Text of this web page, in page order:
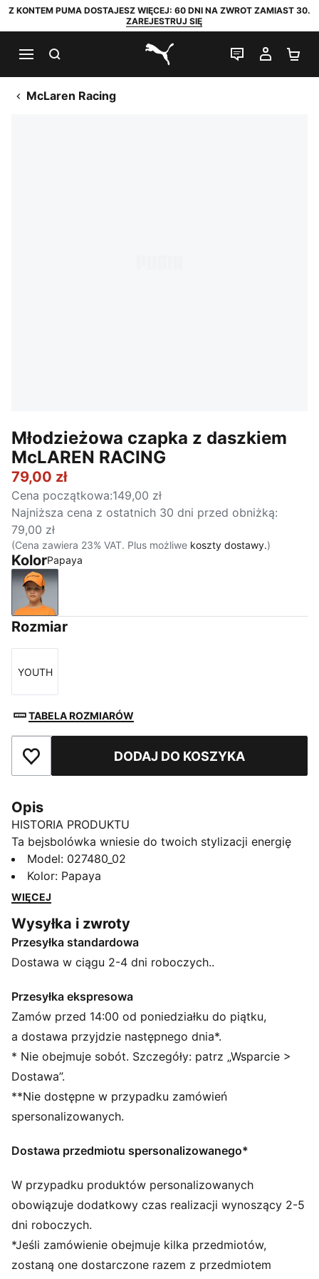
Z KONTEM PUMA DOSTAJESZ WIĘCEJ: 60 DNI NA ZWROT ZAMIAST 30.
ZAREJESTRUJ SIĘ
PUMA.com
CZAT NA
MOJE
McLaren Racing
Młodzieżowa czapka z daszkiem
McLAREN RACING
79,00 zł
Cena początkowa:149,00 zł
Najniższa cena z ostatnich 30 dni przed obniżką:
79,00 zł
(Cena zawiera 23% VAT. Plus możliwe koszty dostawy.)
KolorPapaya
Papaya
Rozmiar
Rozmiar
YOUTH
TABELA ROZMIARÓW
Dodaj do ulubionychDODAJ DO KOSZYKA
Opis
HISTORIA PRODUKTU
Ta bejsbolówka wniesie do twoich stylizacji energię
McLaren Racing. Fabrycznie wygięty daszek i
dwurzędowe zapięcie na zatrzask zapewniają
wygodę. Logo w jakości HD dobitnie pokazuje twoją
jeszcze gdzie indziej? W tej czapce wszędzie
pokażesz swój wyrazisty styl.
CECHY + KORZYŚCI
pochodzących z recyklingu.
SZCZEGÓŁY
Konstrukcja pięciopanelowa
Zaokrąglony daszek
Dwurzędowe zapięcie na zatrzask
Logo McLaren Racing
Charakterystyczne detale marki PUMA
Styl PUMA dla młodzieży: produkty polecane dla
Model: 027480_02
Kolor: Papaya
WIĘCEJ
Wysyłka i zwroty
Przesyłka standardowa
Dostawa w ciągu 2-4 dni roboczych..
Przesyłka ekspresowa
Zamów przed 14:00 od poniedziałku do piątku,
a dostawa przyjdzie następnego dnia*.
* Nie obejmuje sobót. Szczegóły: patrz „Wsparcie >
Dostawa”.
**Nie dostępne w przypadku zamówień
spersonalizowanych.
Dostawa przedmiotu spersonalizowanego*
W przypadku produktów personalizowanych
obowiązuje dodatkowy czas realizacji wynoszący 2-5
dni roboczych.
*Jeśli zamówienie obejmuje kilka przedmiotów,
zostaną one dostarczone razem z przedmiotem